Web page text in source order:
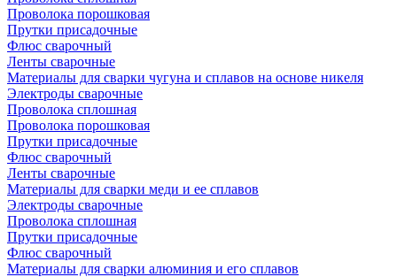
Проволока порошковая
Прутки присадочные
Флюс сварочный
Ленты сварочные
Материалы для сварки чугуна и сплавов на основе никеля
Электроды сварочные
Проволока сплошная
Проволока порошковая
Прутки присадочные
Флюс сварочный
Ленты сварочные
Материалы для сварки меди и ее сплавов
Электроды сварочные
Проволока сплошная
Прутки присадочные
Флюс сварочный
Материалы для сварки алюминия и его сплавов